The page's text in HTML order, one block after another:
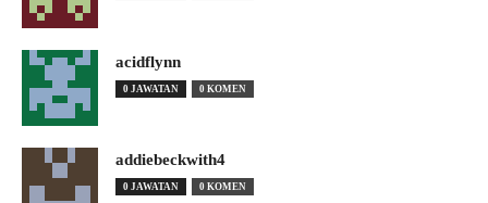
acidflynn
0 JAWATAN 0 KOMEN
addiebeckwith4
0 JAWATAN 0 KOMEN